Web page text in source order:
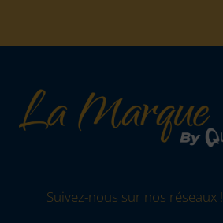
Suivez-nous sur nos réseaux !